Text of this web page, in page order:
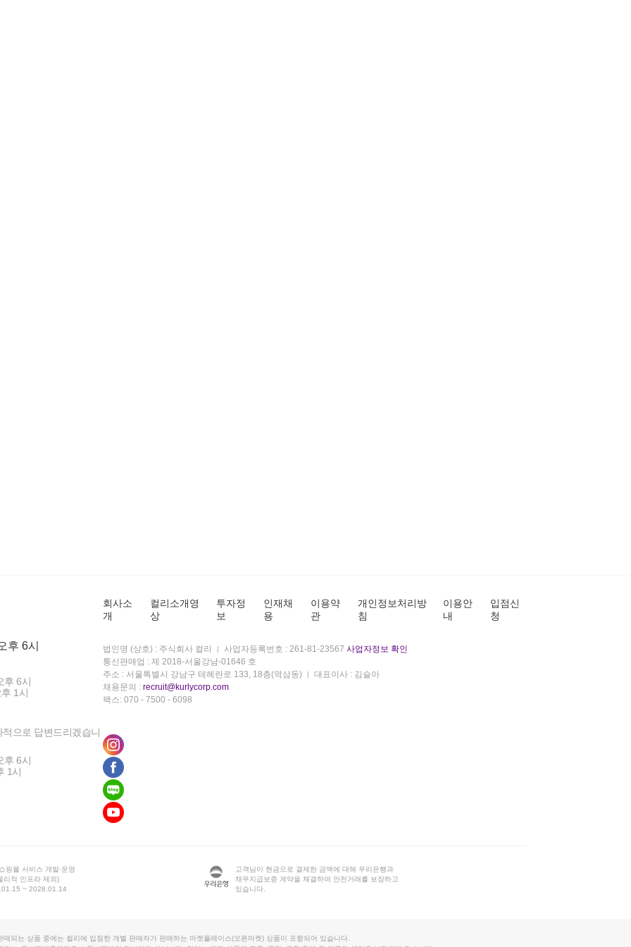
후 6시
후 6시
1시
으로 답변드리겠습니
후 6시
1시
회사소
개
컬리소개영
상
투자정
보
인재채
용
이용약
관
개인정보처리방
침
이용안
내
입점신
청
법인명 (상호) : 주식회사 컬리 사업자등록번호 : 261-81-23567 사업자정보 확인
통신판매업 : 제 2018-서울강남-01646 호
주소 : 서울특별시 강남구 테헤란로 133, 18층(역삼동)
대표이사 : 김슬아
채용문의 : recruit@kurlycorp.com
팩스: 070 - 7500 - 6098
핑몰 서비스 개발·운영
리적 인프라 제외)
~ 2028.01.14
고객님이 현금으로 결제한 금액에 대해 우리은행과
채무지급보증 계약을 체결하여 안전거래를 보장하고
있습니다.
매되는 상품 중에는 컬리에 입점한 개별 판매자가 판매하는 마켓플레이스(오픈마켓) 상품이 포함되어 있습니다.